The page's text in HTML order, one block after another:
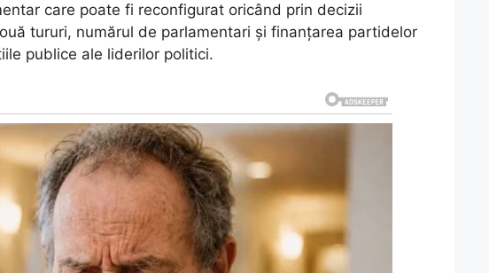
care poate fi reconfigurat oricând prin decizii
tururi, numărul de parlamentari și finanțarea partidelor
publice ale liderilor politici.